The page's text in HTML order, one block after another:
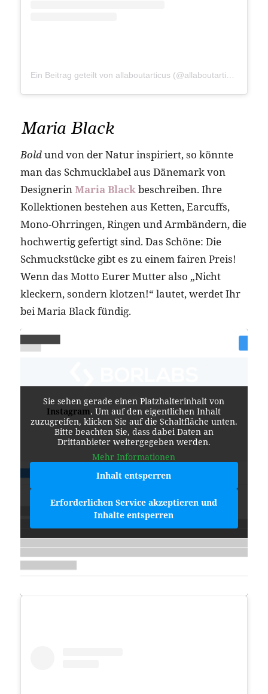
Maria Black
Boldund von der Natur inspiriert, so könnte
man das Schmucklabel aus Dänemark von
DesignerinMaria Blackbeschreiben. Ihre
Kollektionen bestehen aus Ketten, Earcuffs,
Mono-Ohrringen, Ringen und Armbändern, die
hochwertig gefertigt sind. Das Schöne: Die
Schmuckstücke gibt es zu einem fairen Preis!
Wenn das Motto Eurer Mutter also „Nicht
kleckern, sondern klotzen!“ lautet, werdet Ihr
bei Maria Black fündig.
Sie sehen gerade einen Platzhalterinhalt von
Instagram. Um auf den eigentlichen Inhalt
zuzugreifen, klicken Sie auf die Schaltfläche unten.
Bitte beachten Sie, dass dabei Daten an
Drittanbieter weitergegeben werden.
Mehr Informationen
Inhalt entsperren
Erforderlichen Service akzeptieren und
Inhalte entsperren